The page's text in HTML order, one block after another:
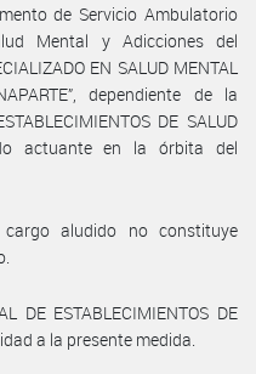
de Servicio Ambulatorio
Mental y Adicciones del
EN SALUD MENTAL
dependiente de la
DE SALUD
actuante en la órbita del
aludido no constituye
DE ESTABLECIMIENTOS DE
a la presente medida.